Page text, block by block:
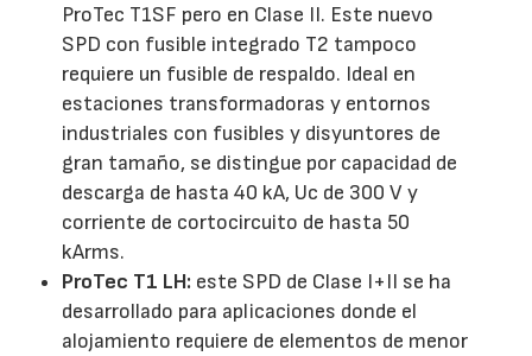
ProTec T1SF pero en Clase II. Este nuevo
SPD con fusible integrado T2 tampoco
requiere un fusible de respaldo. Ideal en
estaciones transformadoras y entornos
industriales con fusibles y disyuntores de
gran tamaño, se distingue por capacidad de
descarga de hasta 40 kA, Uc de 300 V y
corriente de cortocircuito de hasta 50
kArms.
ProTec T1 LH: este SPD de Clase I+II se ha
desarrollado para aplicaciones donde el
alojamiento requiere de elementos de menor